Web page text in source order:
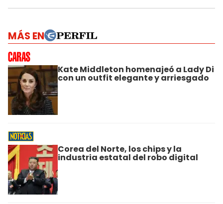
MÁS EN
Kate Middleton homenajeó a Lady Di
con un outfit elegante y arriesgado
Corea del Norte, los chips y la
industria estatal del robo digital